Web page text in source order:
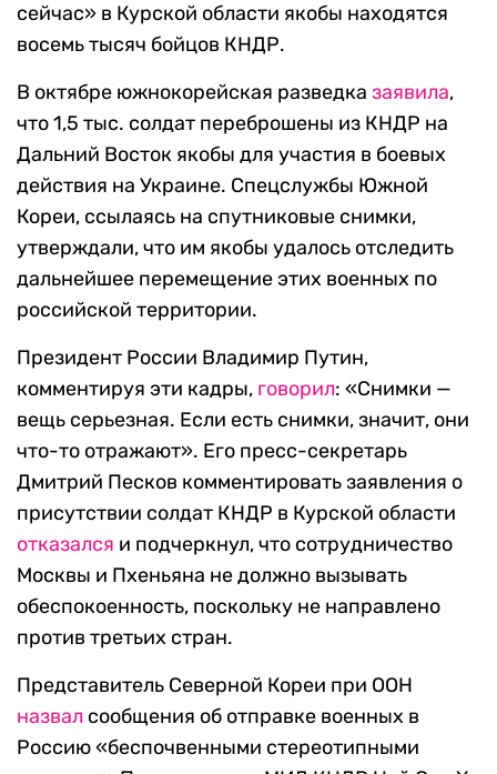
сейчас» в Курской области якобы находятся
восемь тысяч бойцов КНДР.
В октябре южнокорейская разведка заявила,
что 1,5 тыс. солдат переброшены из КНДР на
Дальний Восток якобы для участия в боевых
действия на Украине. Спецслужбы Южной
Кореи, ссылаясь на спутниковые снимки,
утверждали, что им якобы удалось отследить
дальнейшее перемещение этих военных по
российской территории.
Президент России Владимир Путин,
комментируя эти кадры, говорил: «Снимки —
вещь серьезная. Если есть снимки, значит, они
что-то отражают». Его пресс-секретарь
Дмитрий Песков комментировать заявления о
присутствии солдат КНДР в Курской области
отказался и подчеркнул, что сотрудничество
Москвы и Пхеньяна не должно вызывать
обеспокоенность, поскольку не направлено
против третьих стран.
Представитель Северной Кореи при ООН
назвал сообщения об отправке военных в
Россию «беспочвенными стереотипными